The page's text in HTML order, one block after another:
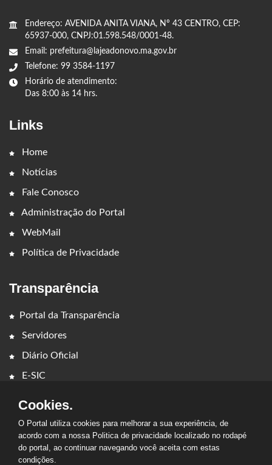
Endereço: AVENIDA ANITA VIANA, Nº 43 CENTRO, CEP:
65937-000, CNPJ:01.598.548/0001-48.
Email: prefeitura@lajeadonovo.ma.gov.br
Telefone: 99 3584-1197
Horário de atendimento:
Das 8:00 às 14 hrs.
Links
Home
Notícias
Fale Conosco
Administração do Portal
WebMail
Política de Privacidade
Transparência
Portal da Transparência
Servidores
Diário Oficial
E-SIC
Cookies.
O Portal utiliza cookies para melhorar a sua experiência, de
acordo com a nossa Politica de privacidade localizado no rodapé
do portal, ao continuar navegando você aceita com estas
condições.
2026 - PREFEITURA MUNICIPAL DE LAJEADO NOVO. Todos os